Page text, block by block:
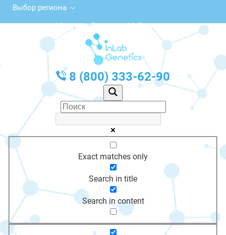
Выбор региона
ул. Максима Горького, 19, Реж
с 10:00 до 20:00
График работы: Пн-Пт с 10:00 до 20:00
8 (800) 333-62-90
Exact matches only
Search in title
Search in content